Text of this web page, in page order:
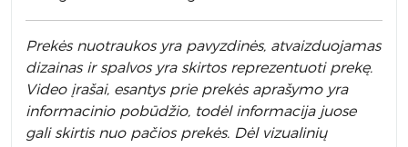
Prekės nuotraukos yra pavyzdinės, atvaizduojamas
dizainas ir spalvos yra skirtos reprezentuoti prekę.
Video įrašai, esantys prie prekės aprašymo yra
informacinio pobūdžio, todėl informacija juose
gali skirtis nuo pačios prekės. Dėl vizualinių